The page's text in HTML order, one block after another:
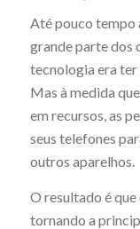
Até pouco tempo
grande parte dos
tecnologia era ter
Mas à medida
em recursos, as
seus telefones
outros aparelhos.
O resultado é
tornando a